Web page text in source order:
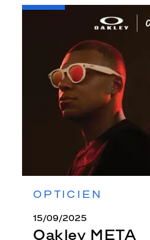
OPTICIEN
15/09/2025
Oakley META
-